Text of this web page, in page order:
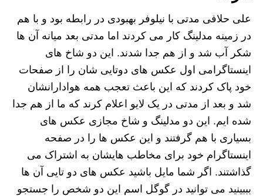
علی حلافی مدتی با نیلوفر بهبودی در رابطه بود و با هم
در زمینه مدلینگ کار می کردند اما مدتی بعد میانه آن ها
شکر آب شد و از هم جدا شدند. این دو شاخ های
اینستاگرامی اول عکس های دوتایی شان را از صفحات
خود پاک کردند که این باعث تعجب همه هوادارانشان
شد و بعد از مدتی در یک لایو اعلام کرند که ما از هم جدا
شده ایم. این دو مدلینگ و شاخ مجازی عکس های
بسیاری با هم گرفتند و این عکس ها را در صفحه
اینستاگرام خود برای مخاطب هایشان به اشتراک می
گذاشتند. اگر شما مایل باشید عکس های دو تایی آن ها
بببینید می توانید در گوگل اسم این دو شخص را جستجو